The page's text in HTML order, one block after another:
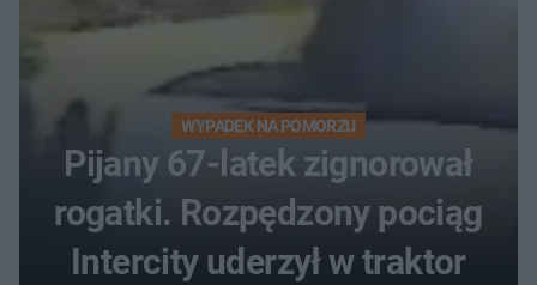
WYPADEK NA POMORZU
Pijany 67-latek zignorował
rogatki. Rozpędzony pociąg
Intercity uderzył w traktor